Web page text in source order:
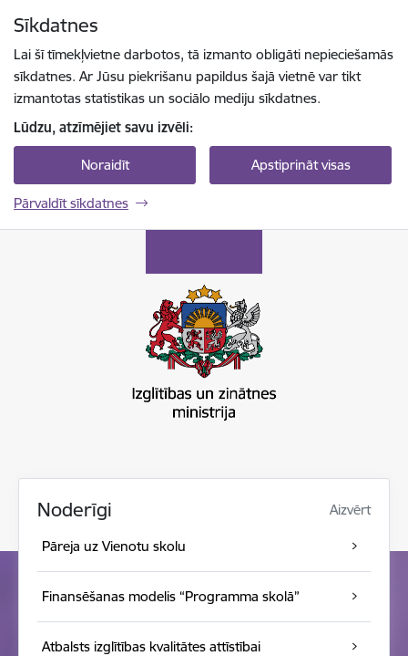
Sīkdatnes
Lai šī tīmekļvietne darbotos, tā izmanto obligāti nepieciešamās
sīkdatnes. Ar Jūsu piekrišanu papildus šajā vietnē var tikt
izmantotas statistikas un sociālo mediju sīkdatnes.
Lūdzu, atzīmējiet savu izvēli:
Noraidīt Apstiprināt visas
Pārvaldīt sīkdatnes
Noderīgi Aizvērt
Pāreja uz Vienotu skolu
Finansēšanas modelis “Programma skolā”
Atbalsts izglītības kvalitātes attīstībai